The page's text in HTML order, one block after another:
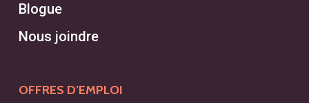
Blogue
Nous joindre
OFFRES D’EMPLOI